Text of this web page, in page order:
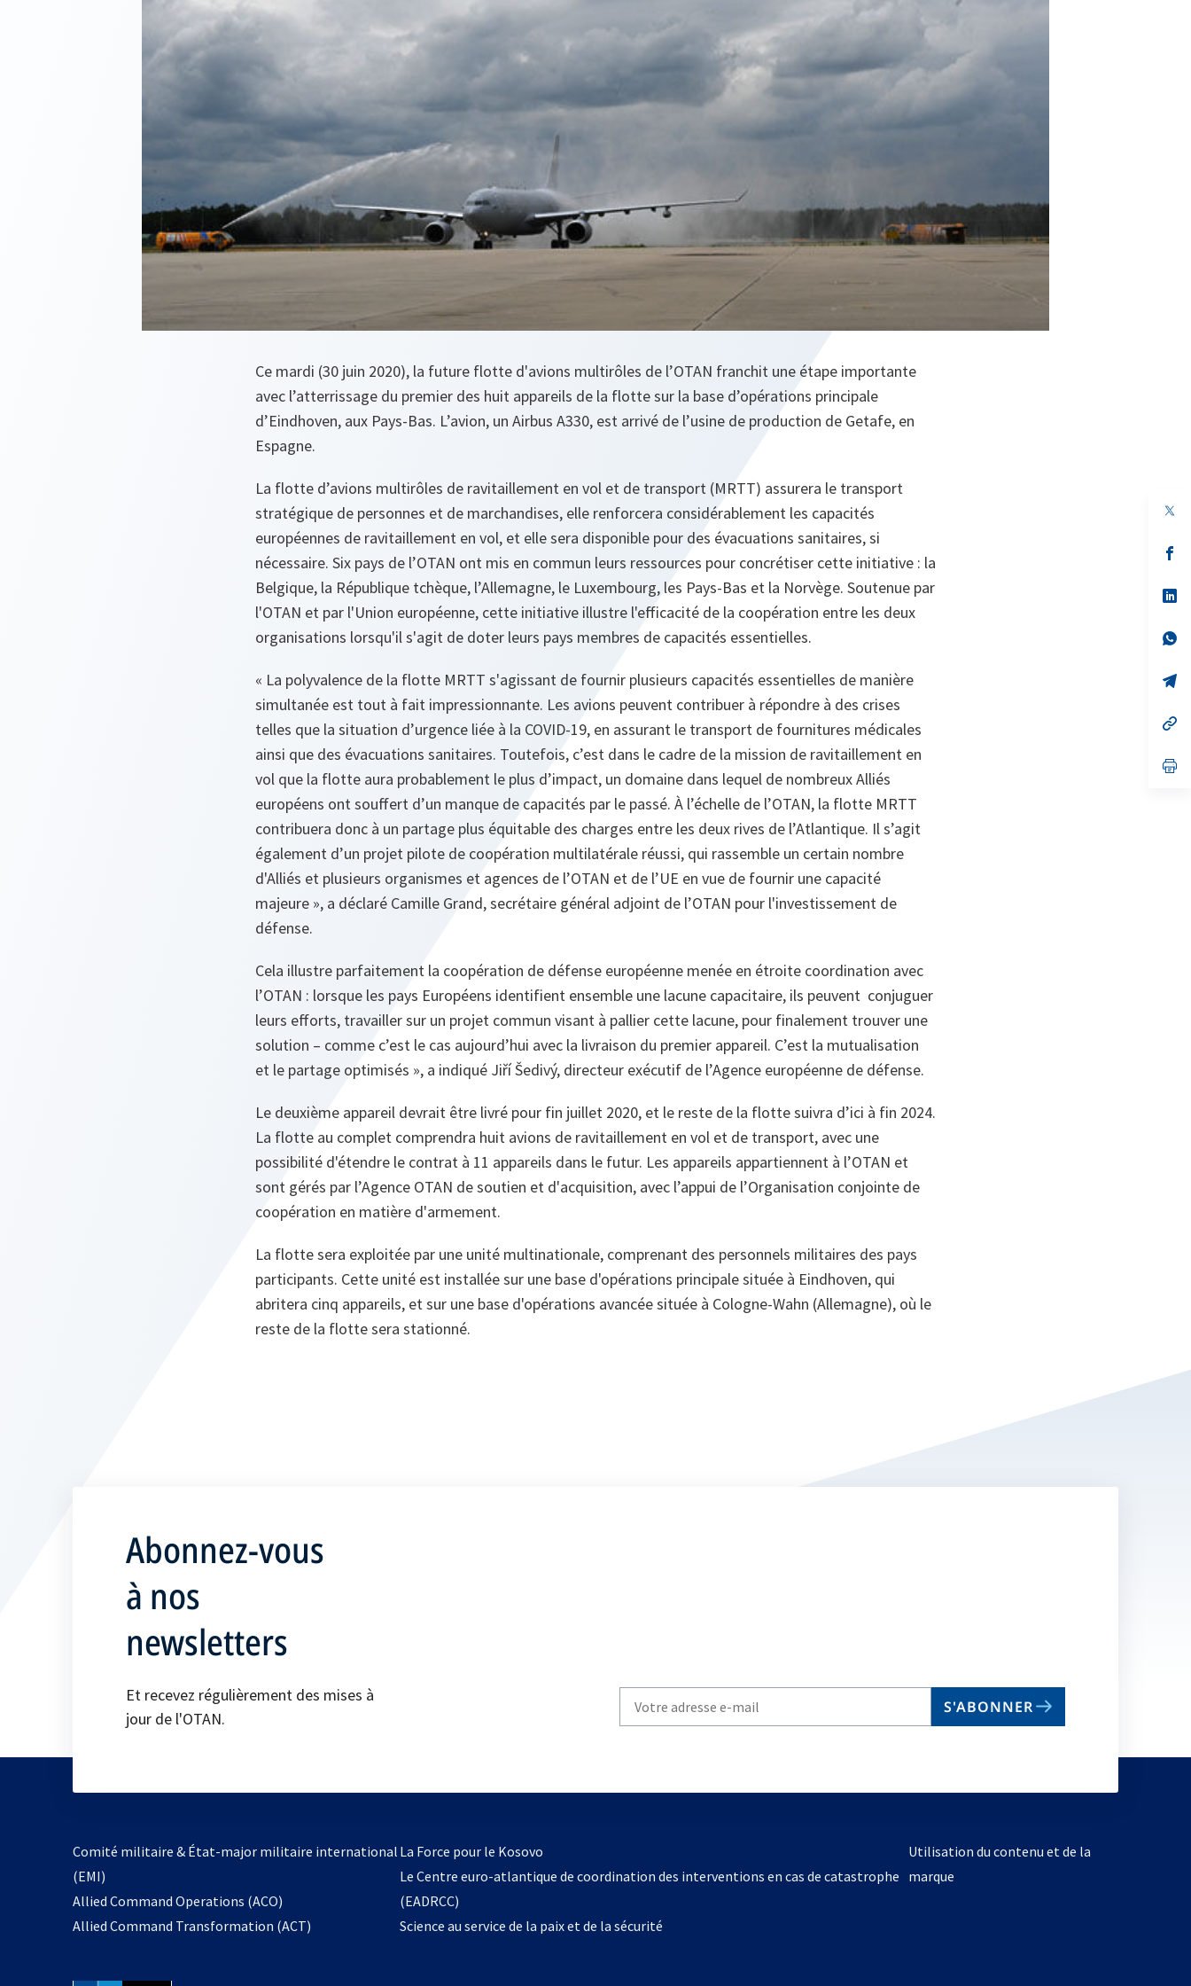
Ce mardi (30 juin 2020), la future flotte d'avions multirôles de l’OTAN franchit une étape importante
avec l’atterrissage du premier des huit appareils de la flotte sur la base d’opérations principale
d’Eindhoven, aux Pays-Bas. L’avion, un Airbus A330, est arrivé de l’usine de production de Getafe, en
Espagne.
La flotte d’avions multirôles de ravitaillement en vol et de transport (MRTT) assurera le transport
stratégique de personnes et de marchandises, elle renforcera considérablement les capacités
européennes de ravitaillement en vol, et elle sera disponible pour des évacuations sanitaires, si
nécessaire. Six pays de l’OTAN ont mis en commun leurs ressources pour concrétiser cette initiative : la
Belgique, la République tchèque, l’Allemagne, le Luxembourg, les Pays-Bas et la Norvège. Soutenue par
l'OTAN et par l'Union européenne, cette initiative illustre l'efficacité de la coopération entre les deux
organisations lorsqu'il s'agit de doter leurs pays membres de capacités essentielles.
« La polyvalence de la flotte MRTT s'agissant de fournir plusieurs capacités essentielles de manière
simultanée est tout à fait impressionnante. Les avions peuvent contribuer à répondre à des crises
telles que la situation d’urgence liée à la COVID-19, en assurant le transport de fournitures médicales
ainsi que des évacuations sanitaires. Toutefois, c’est dans le cadre de la mission de ravitaillement en
vol que la flotte aura probablement le plus d’impact, un domaine dans lequel de nombreux Alliés
européens ont souffert d’un manque de capacités par le passé. À l’échelle de l’OTAN, la flotte MRTT
contribuera donc à un partage plus équitable des charges entre les deux rives de l’Atlantique. Il s’agit
également d’un projet pilote de coopération multilatérale réussi, qui rassemble un certain nombre
d'Alliés et plusieurs organismes et agences de l’OTAN et de l’UE en vue de fournir une capacité
majeure », a déclaré Camille Grand, secrétaire général adjoint de l’OTAN pour l'investissement de
défense.
Cela illustre parfaitement la coopération de défense européenne menée en étroite coordination avec
l’OTAN : lorsque les pays Européens identifient ensemble une lacune capacitaire, ils peuvent conjuguer
leurs efforts, travailler sur un projet commun visant à pallier cette lacune, pour finalement trouver une
solution – comme c’est le cas aujourd’hui avec la livraison du premier appareil. C’est la mutualisation
et le partage optimisés », a indiqué Jiří Šedivý, directeur exécutif de l’Agence européenne de défense.
Le deuxième appareil devrait être livré pour fin juillet 2020, et le reste de la flotte suivra d’ici à fin 2024.
La flotte au complet comprendra huit avions de ravitaillement en vol et de transport, avec une
possibilité d'étendre le contrat à 11 appareils dans le futur. Les appareils appartiennent à l’OTAN et
sont gérés par l’Agence OTAN de soutien et d'acquisition, avec l’appui de l’Organisation conjointe de
coopération en matière d'armement.
La flotte sera exploitée par une unité multinationale, comprenant des personnels militaires des pays
participants. Cette unité est installée sur une base d'opérations principale située à Eindhoven, qui
abritera cinq appareils, et sur une base d'opérations avancée située à Cologne-Wahn (Allemagne), où le
reste de la flotte sera stationné.
Abonnez-vous
à nos
newsletters
Et recevez régulièrement des mises à
jour de l'OTAN.
your
S'ABONNER
Comité militaire & État-major militaire international
(EMI)
Allied Command Operations (ACO)
dans
Allied Command Transformation (ACT)
La Force pour le Kosovos’ouvre
dans
nouvel
Le Centre euro-atlantique de coordination des interventions en cas de catastrophe
(EADRCC)
Science au service de la paix et de la sécurité
Utilisation du contenu et de la
marque